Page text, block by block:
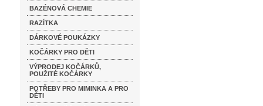
BAZÉNOVÁ CHEMIE
RAZÍTKA
DÁRKOVÉ POUKÁZKY
KOČÁRKY PRO DĚTI
VÝPRODEJ KOČÁRKŮ,
POUŽITÉ KOČÁRKY
POTŘEBY PRO MIMINKA A PRO
DĚTI